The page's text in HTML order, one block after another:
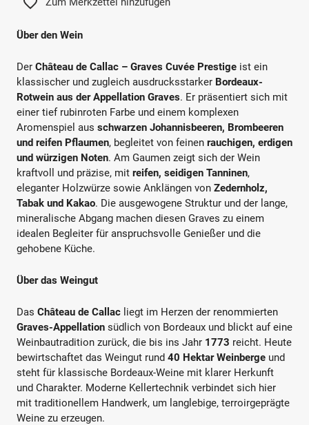
Über den Wein
Der Château de Callac – Graves Cuvée Prestige ist ein
klassischer und zugleich ausdrucksstarker Bordeaux-
Rotwein aus der Appellation Graves. Er präsentiert sich mit
einer tief rubinroten Farbe und einem komplexen
Aromenspiel aus schwarzen Johannisbeeren, Brombeeren
und reifen Pflaumen, begleitet von feinen rauchigen, erdigen
und würzigen Noten. Am Gaumen zeigt sich der Wein
kraftvoll und präzise, mit reifen, seidigen Tanninen,
eleganter Holzwürze sowie Anklängen von Zedernholz,
Tabak und Kakao. Die ausgewogene Struktur und der lange,
mineralische Abgang machen diesen Graves zu einem
idealen Begleiter für anspruchsvolle Genießer und die
gehobene Küche.
Über das Weingut
Das Château de Callac liegt im Herzen der renommierten
Graves-Appellation südlich von Bordeaux und blickt auf eine
Weinbautradition zurück, die bis ins Jahr 1773 reicht. Heute
bewirtschaftet das Weingut rund 40 Hektar Weinberge und
steht für klassische Bordeaux-Weine mit klarer Herkunft
und Charakter. Moderne Kellertechnik verbindet sich hier
mit traditionellem Handwerk, um langlebige, terroirgeprägte
Weine zu erzeugen.